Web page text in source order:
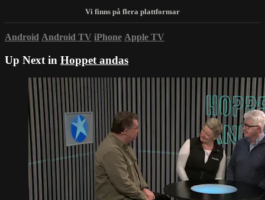
Android Android TV iPhone Apple TV
Up Next in Hoppet andas